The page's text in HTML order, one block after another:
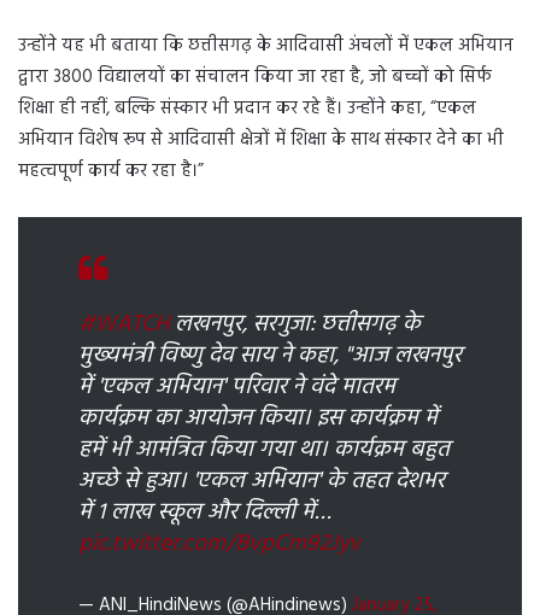
उन्होंने यह भी बताया कि छत्तीसगढ़ के आदिवासी अंचलों में एकल अभियान
द्वारा 3800 विद्यालयों का संचालन किया जा रहा है, जो बच्चों को सिर्फ
शिक्षा ही नहीं, बल्कि संस्कार भी प्रदान कर रहे हैं। उन्होंने कहा, “एकल
अभियान विशेष रूप से आदिवासी क्षेत्रों में शिक्षा के साथ संस्कार देने का भी
महत्वपूर्ण कार्य कर रहा है।”
#WATCHलखनपुर, सरगुजा: छत्तीसगढ़ के
मुख्यमंत्री विष्णु देव साय ने कहा, "आज लखनपुर
में 'एकल अभियान' परिवार ने वंदे मातरम
कार्यक्रम का आयोजन किया। इस कार्यक्रम में
हमें भी आमंत्रित किया गया था। कार्यक्रम बहुत
अच्छे से हुआ। 'एकल अभियान' के तहत देशभर
में 1 लाख स्कूल और दिल्ली में…
pic.twitter.com/BvpCm92Jyv
— ANI_HindiNews (@AHindinews) January 25,